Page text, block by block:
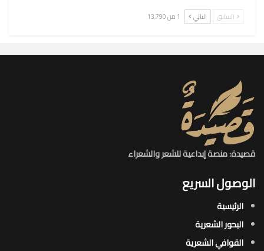
السابق التالي 1 من 13٬790
قصيدة: منصة إبداعية للشعر والشعراء
الوصول السريع
الرئيسية
البحور الشعرية​
القوافي الشعرية​